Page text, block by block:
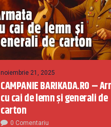
noiembrie 21, 2025
CAMPANIE BARIKADA.RO –
cu cai de lemn și generali de
carton
0 Comentariu